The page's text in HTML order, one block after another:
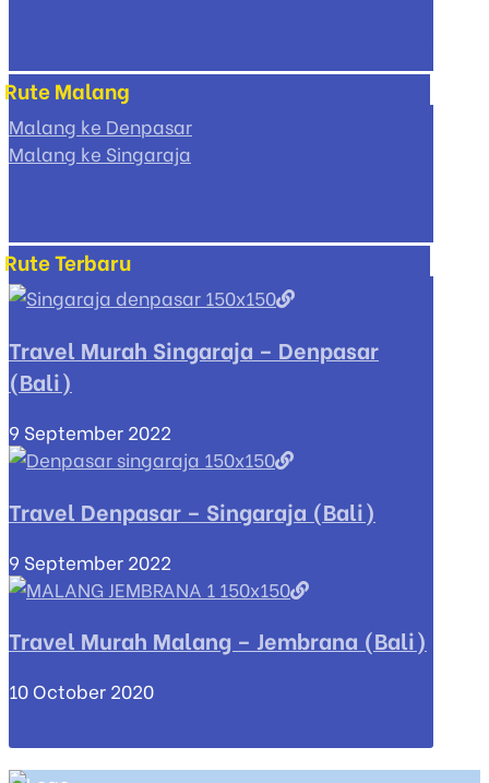
Rute Malang
Malang ke Denpasar
Malang ke Singaraja
Rute Terbaru
Travel Murah Singaraja – Denpasar
(Bali)
9 September 2022
Travel Denpasar – Singaraja (Bali)
9 September 2022
Travel Murah Malang – Jembrana (Bali)
10 October 2020